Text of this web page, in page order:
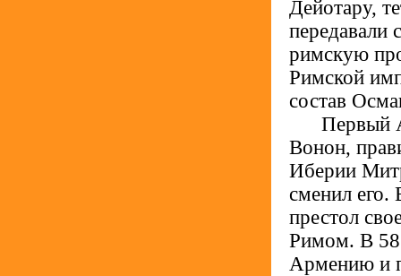
Дейотару,
передавали
римскую
Римской
состав
Первый
Вонон,
Иберии
сменил его.
престол
Римом. В 58
Армению и